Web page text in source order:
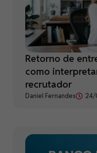
Retorno de
como
recrutador
Daniel Fernandes